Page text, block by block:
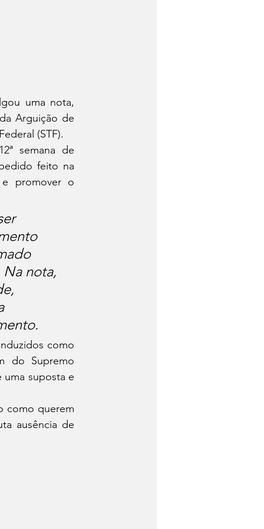
uma nota,
Arguição de
(STF).
semana de
feito na
e promover o
nota,
como
do Supremo
uma suposta e
como querem
ausência de